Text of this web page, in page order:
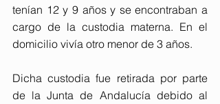
tenían 12 y 9 años y se encontraban a
cargo de la custodia materna. En el
domicilio vivía otro menor de 3 años.
Dicha custodia fue retirada por parte
de la Junta de Andalucía debido al